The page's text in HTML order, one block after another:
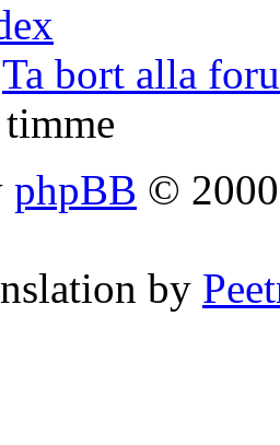
Ta bort alla
phpBB ©
by